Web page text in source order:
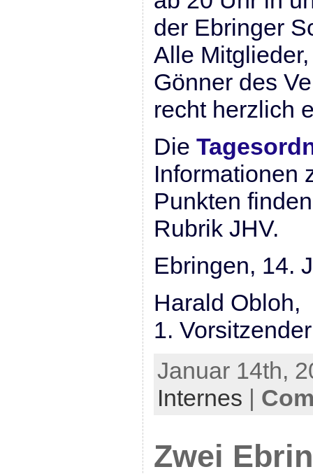
der Ebringer
Alle
Gönner des
recht herzlich
Die
Informationen
Punkten
Rubrik JHV.
Ebringen, 14.
Harald Obloh,
1. Vorsitzender
Januar 14th,
Internes |
Zwei